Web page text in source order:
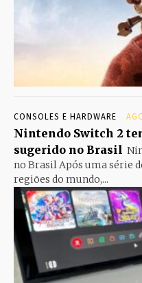
CONSOLES E HARDWARE
Nintendo Switch 2
sugerido no Brasil
no Brasil Após uma série
regiões do mundo,...